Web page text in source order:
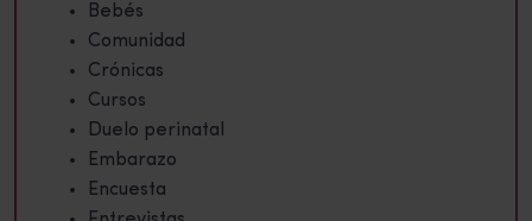
Bebés
Comunidad
Crónicas
Cursos
Duelo perinatal
Embarazo
Encuesta